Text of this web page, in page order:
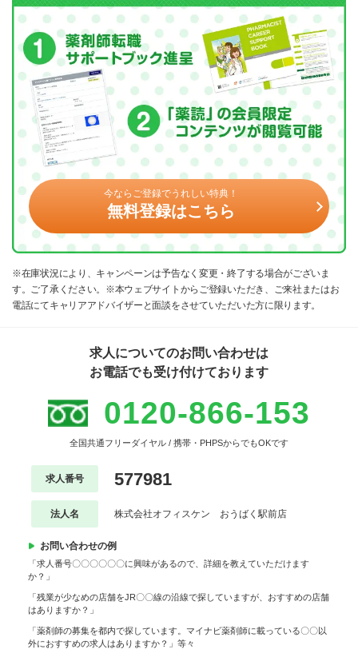
今ならご登録でうれしい特典！
無料登録はこちら
※在庫状況により、キャンペーンは予告なく変更・終了する場合がございま
す。ご了承ください。※本ウェブサイトからご登録いただき、ご来社またはお
電話にてキャリアアドバイザーと面談をさせていただいた方に限ります。
求人についてのお問い合わせは
お電話でも受け付けております
0120-866-153
全国共通フリーダイヤル / 携帯・PHPSからでもOKです
求人番号 577981
法人名 株式会社オフィスケン おうばく駅前店
お問い合わせの例
「求人番号〇〇〇〇〇〇に興味があるので、詳細を教えていただけます
か？」
「残業が少なめの店舗をJR〇〇線の沿線で探していますが、おすすめの店舗
はありますか？」
「薬剤師の募集を都内で探しています。マイナビ薬剤師に載っている〇〇以
外におすすめの求人はありますか？」等々